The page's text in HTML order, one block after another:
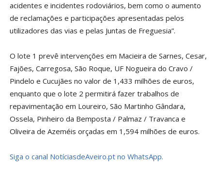
acidentes e incidentes rodoviários, bem como o aumento
de reclamações e participações apresentadas pelos
utilizadores das vias e pelas Juntas de Freguesia”.
O lote 1 prevê intervenções em Macieira de Sarnes, Cesar,
Fajões, Carregosa, São Roque, UF Nogueira do Cravo /
Pindelo e Cucujães no valor de 1,433 milhões de euros,
enquanto que o lote 2 permitirá fazer trabalhos de
repavimentação em Loureiro, São Martinho Gândara,
Ossela, Pinheiro da Bemposta / Palmaz / Travanca e
Oliveira de Azeméis orçadas em 1,594 milhões de euros.
Siga o canal NotíciasdeAveiro.pt no WhatsApp.